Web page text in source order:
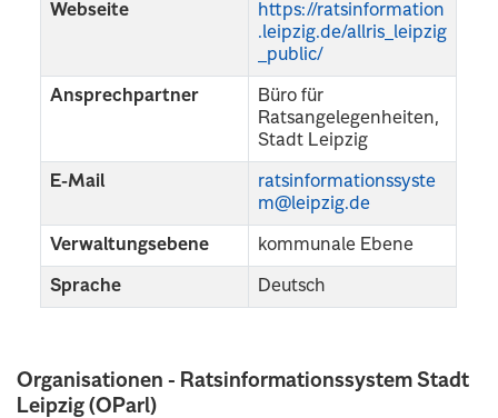
Organisationen - Ratsinformationssystem Stadt
Leipzig (OParl)
Webseite
https://ratsinformation
.leipzig.de/allris_leipzig
_public/
Ansprechpartner
Büro für
Ratsangelegenheiten,
Stadt Leipzig
E-Mail
ratsinformationssyste
m@leipzig.de
Verwaltungsebene kommunale Ebene
Sprache Deutsch